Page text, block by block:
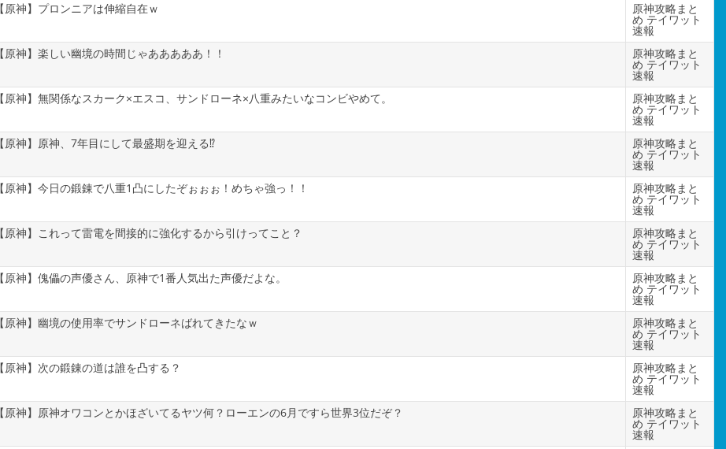
【原神】プロンニアは伸縮自在ｗ 原神攻略まと
め テイワット
速報
【原神】楽しい幽境の時間じゃあああああ！！ 原神攻略まと
め テイワット
速報
【原神】無関係なスカーク×エスコ、サンドローネ×八重みたいなコンビやめて。 原神攻略まと
め テイワット
速報
【原神】原神、7年目にして最盛期を迎える⁉ 原神攻略まと
め テイワット
速報
【原神】今日の鍛錬で八重1凸にしたぞぉぉぉ！めちゃ強っ！！ 原神攻略まと
め テイワット
速報
【原神】これって雷電を間接的に強化するから引けってこと？ 原神攻略まと
め テイワット
速報
【原神】傀儡の声優さん、原神で1番人気出た声優だよな。 原神攻略まと
め テイワット
速報
【原神】幽境の使用率でサンドローネばれてきたなｗ 原神攻略まと
め テイワット
速報
【原神】次の鍛錬の道は誰を凸する？ 原神攻略まと
め テイワット
速報
【原神】原神オワコンとかほざいてるヤツ何？ローエンの6月ですら世界3位だぞ？ 原神攻略まと
め テイワット
速報